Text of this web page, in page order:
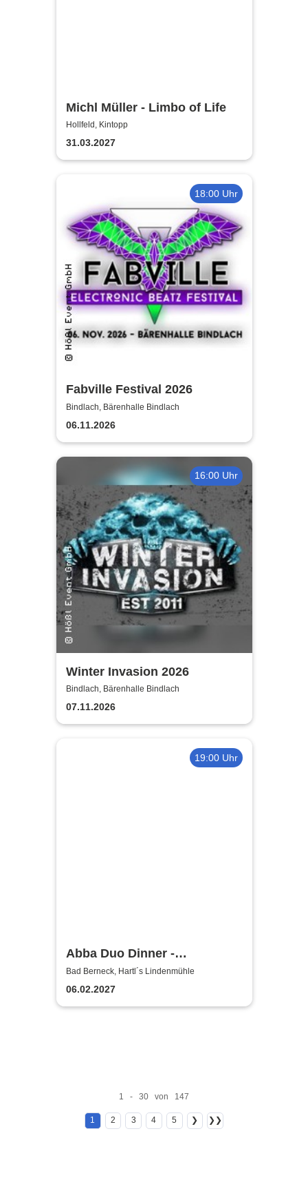
Michl Müller - Limbo of Life
Hollfeld, Kintopp
31.03.2027
18:00 Uhr
Fabville Festival 2026
Bindlach, Bärenhalle Bindlach
06.11.2026
16:00 Uhr
Winter Invasion 2026
Bindlach, Bärenhalle Bindlach
07.11.2026
19:00 Uhr
Abba Duo Dinner -
Mädelsabend: Das perfekte
Abba Duo Dinner
Bad Berneck, Hartl´s Lindenmühle
06.02.2027
1 - 30 von 147
1 2 3 4 5 ❯ ❯❯